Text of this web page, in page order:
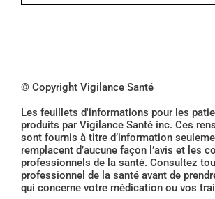
© Copyright Vigilance Santé
Les feuillets d'informations pour les
produits par Vigilance Santé inc. Ces
sont fournis à titre d’information
remplacent d’aucune façon l’avis et les
professionnels de la santé. Consultez
professionnel de la santé avant de
qui concerne votre médication ou vos